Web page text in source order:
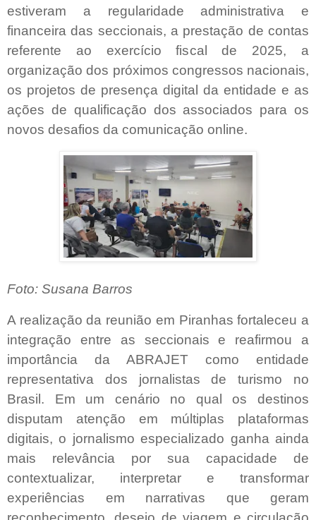
estiveram a regularidade administrativa e
financeira das seccionais, a prestação de contas
referente ao exercício fiscal de 2025, a
organização dos próximos congressos nacionais,
os projetos de presença digital da entidade e as
ações de qualificação dos associados para os
novos desafios da comunicação online.
Foto: Susana Barros
A realização da reunião em Piranhas fortaleceu a
integração entre as seccionais e reafirmou a
importância da ABRAJET como entidade
representativa dos jornalistas de turismo no
Brasil. Em um cenário no qual os destinos
disputam atenção em múltiplas plataformas
digitais, o jornalismo especializado ganha ainda
mais relevância por sua capacidade de
contextualizar, interpretar e transformar
experiências em narrativas que geram